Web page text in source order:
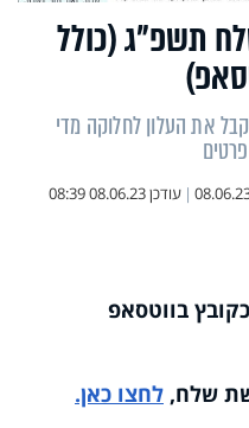
תשפ"ג (כולל
את העלון לחלוקה מדי
| עודכן08.06.23 08:39
בווטסאפ
שלח, לחצו כאן.